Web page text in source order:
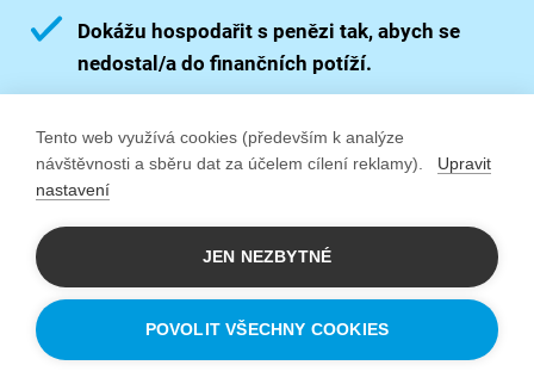
Tento web využívá cookies (především k analýze
návštěvnosti a sběru dat za účelem cílení reklamy).
Upravit
nastavení
JEN NEZBYTNÉ
POVOLIT VŠECHNY COOKIES
Dokážu hospodařit s penězi tak, abych se
nedostal/a do finančních potíží.
managementu.
Smysluplně naplňuji volný čas.